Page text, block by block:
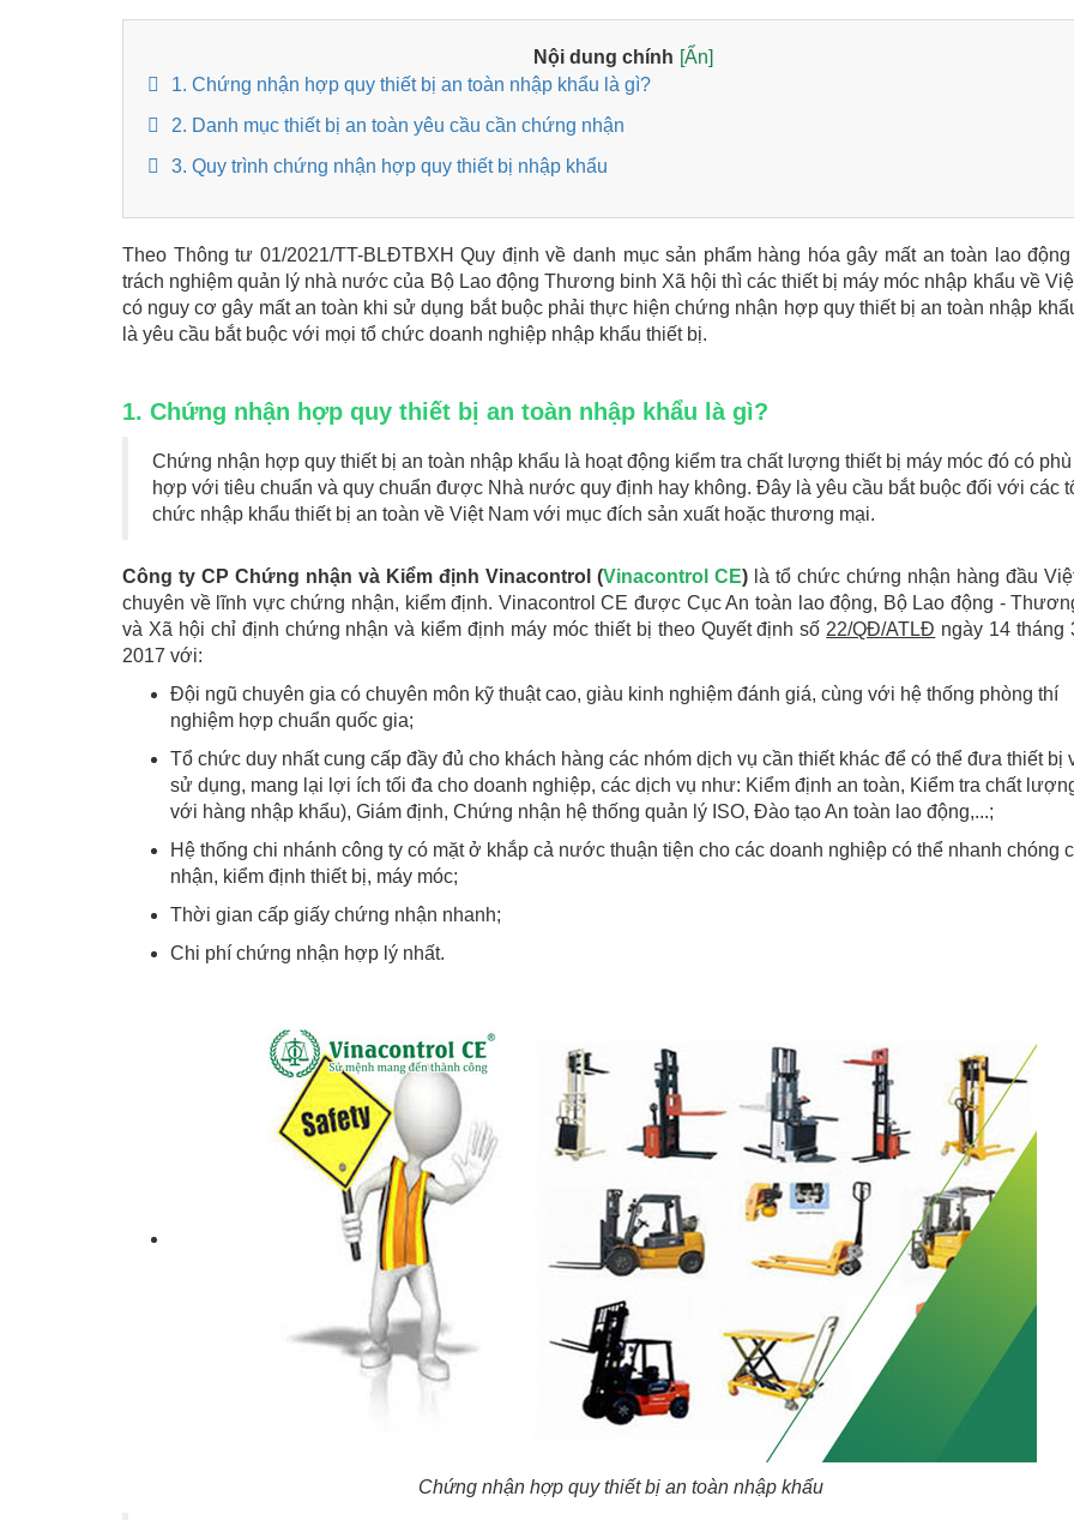
Nội dung chính [Ẩn]
1. Chứng nhận hợp quy thiết bị an toàn nhập khẩu là gì?
2. Danh mục thiết bị an toàn yêu cầu cần chứng nhận
3. Quy trình chứng nhận hợp quy thiết bị nhập khẩu
Theo Thông tư 01/2021/TT-BLĐTBXH Quy định về danh mục sản phẩm hàng hóa gây mất an toàn lao
trách nghiệm quản lý nhà nước của Bộ Lao động Thương binh Xã hội thì các thiết bị máy móc nhập khẩu về
có nguy cơ gây mất an toàn khi sử dụng bắt buộc phải thực hiện chứng nhận hợp quy thiết bị an toàn nhập
là yêu cầu bắt buộc với mọi tổ chức doanh nghiệp nhập khẩu thiết bị.
1. Chứng nhận hợp quy thiết bị an toàn nhập khẩu là gì?
Chứng nhận hợp quy thiết bị an toàn nhập khẩu là hoạt động kiểm tra chất lượng thiết bị máy móc đó có phù
hợp với tiêu chuẩn và quy chuẩn được Nhà nước quy định hay không. Đây là yêu cầu bắt buộc đối với các
chức nhập khẩu thiết bị an toàn về Việt Nam với mục đích sản xuất hoặc thương mại.
Công ty CP Chứng nhận và Kiểm định Vinacontrol (Vinacontrol CE)là tổ chức chứng nhận hàng đầu
chuyên về lĩnh vực chứng nhận, kiểm định. Vinacontrol CE được Cục An toàn lao động, Bộ Lao động -
và Xã hội chỉ định chứng nhận và kiểm định máy móc thiết bị theo Quyết định số 22/QĐ/ATLĐ ngày 14 tháng
2017 với:
Đội ngũ chuyên gia có chuyên môn kỹ thuật cao, giàu kinh nghiệm đánh giá, cùng với hệ thống phòng thí
nghiệm hợp chuẩn quốc gia;
Tổ chức duy nhất cung cấp đầy đủ cho khách hàng các nhóm dịch vụ cần thiết khác để có thể đưa thiết bị
sử dụng, mang lại lợi ích tối đa cho doanh nghiệp, các dịch vụ như: Kiểm định an toàn, Kiểm tra chất
với hàng nhập khẩu), Giám định, Chứng nhận hệ thống quản lý ISO, Đào tạo An toàn lao động,...;
Hệ thống chi nhánh công ty có mặt ở khắp cả nước thuận tiện cho các doanh nghiệp có thể nhanh chóng
nhận, kiểm định thiết bị, máy móc;
Thời gian cấp giấy chứng nhận nhanh;
Chi phí chứng nhận hợp lý nhất.
Chứng nhận hợp quy thiết bị an toàn nhập khẩu